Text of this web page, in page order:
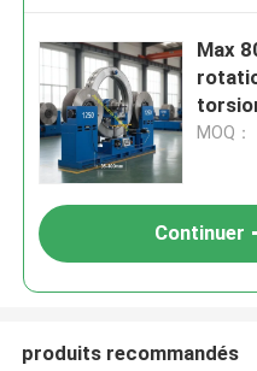
Max
avec
MOQ：
Continuer
produits recommandés